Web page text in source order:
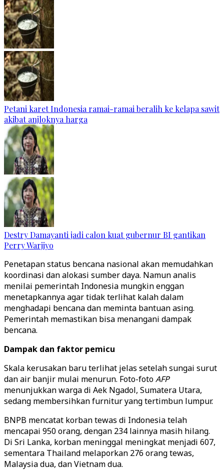
Petani karet Indonesia ramai-ramai beralih ke kelapa sawit
akibat anjloknya harga
Destry Damayanti jadi calon kuat gubernur BI gantikan
Perry Warjiyo
Penetapan status bencana nasional akan memudahkan
koordinasi dan alokasi sumber daya. Namun analis
menilai pemerintah Indonesia mungkin enggan
menetapkannya agar tidak terlihat kalah dalam
menghadapi bencana dan meminta bantuan asing.
Pemerintah memastikan bisa menangani dampak
bencana.
Dampak dan faktor pemicu
Skala kerusakan baru terlihat jelas setelah sungai surut
dan air banjir mulai menurun. Foto-fotoAFP
menunjukkan warga di Aek Ngadol, Sumatera Utara,
sedang membersihkan furnitur yang tertimbun lumpur.
BNPB mencatat korban tewas di Indonesia telah
mencapai 950 orang, dengan 234 lainnya masih hilang.
Di Sri Lanka, korban meninggal meningkat menjadi 607,
sementara Thailand melaporkan 276 orang tewas,
Malaysia dua, dan Vietnam dua.